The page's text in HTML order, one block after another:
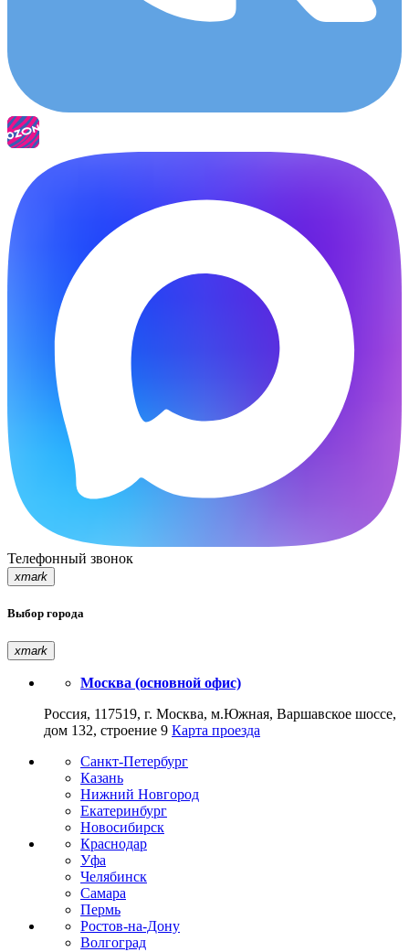
Телефонный звонок
xmark
Выбор города
xmark
Москва (основной офис)
Россия, 117519, г. Москва, м.Южная, Варшавское шоссе,
дом 132, строение 9 Карта проезда
Санкт-Петербург
Казань
Нижний Новгород
Екатеринбург
Новосибирск
Краснодар
Уфа
Челябинск
Самара
Пермь
Ростов-на-Дону
Волгоград